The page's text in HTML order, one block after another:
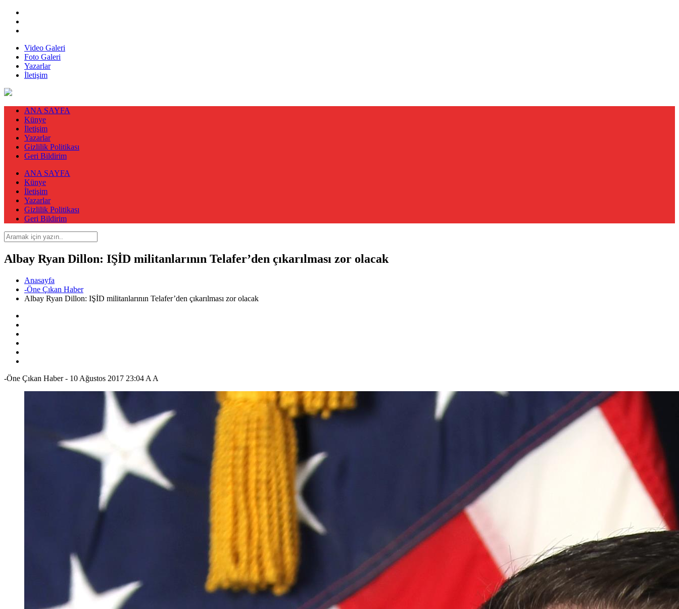
Video Galeri
Foto Galeri
Yazarlar
İletişim
ANA SAYFA
Künye
İletişim
Yazarlar
Gizlilik Politikası
Geri Bildirim
ANA SAYFA
Künye
İletişim
Yazarlar
Gizlilik Politikası
Geri Bildirim
Albay Ryan Dillon: IŞİD militanlarının Telafer’den çıkarılması zor olacak
Anasayfa
-Öne Çıkan Haber
Albay Ryan Dillon: IŞİD militanlarının Telafer’den çıkarılması zor olacak
-Öne Çıkan Haber- 10 Ağustos 2017 23:04 A A